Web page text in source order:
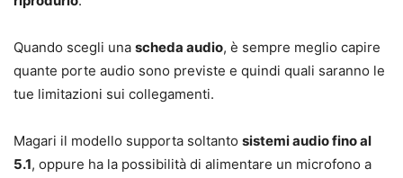
Quando scegli una scheda audio, è sempre meglio capire
quante porte audio sono previste e quindi quali saranno le
tue limitazioni sui collegamenti.
Magari il modello supporta soltanto sistemi audio fino al
5.1, oppure ha la possibilità di alimentare un microfono a